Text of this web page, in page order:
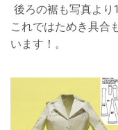
後ろの裾も写真より
これではためき具合
います！。